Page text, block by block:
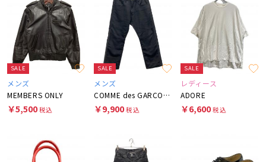
SALE
メンズ
MEMBERS ONLY
￥5,500税込
SALE
メンズ
COMME des GARCONS JUNYA WATANABE MAN
￥9,900税込
SALE
レディース
ADORE
￥6,600税込